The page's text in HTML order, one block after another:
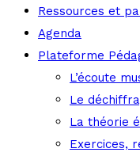
Ressources et
Agenda
Plateforme
L’écoute
Le
La théorie
Exercices,